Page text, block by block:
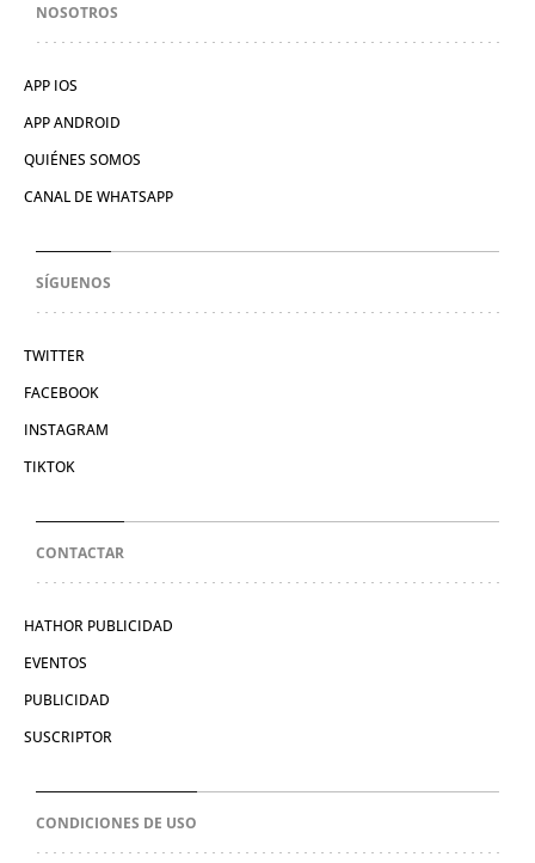
NOSOTROS
APP IOS
APP ANDROID
QUIÉNES SOMOS
CANAL DE WHATSAPP
SÍGUENOS
TWITTER
FACEBOOK
INSTAGRAM
TIKTOK
CONTACTAR
HATHOR PUBLICIDAD
EVENTOS
PUBLICIDAD
SUSCRIPTOR
CONDICIONES DE USO